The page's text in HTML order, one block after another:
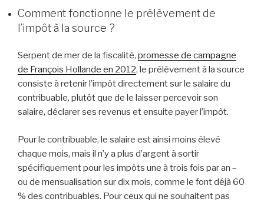
Comment fonctionne le prélèvement de
l’impôt à la source ?
Serpent de mer de la fiscalité, promesse de campagne
de François Hollande en 2012, le prélèvement à la source
consiste à retenir l’impôt directement sur le salaire du
contribuable, plutôt que de le laisser percevoir son
salaire, déclarer ses revenus et ensuite payer l’impôt.
Pour le contribuable, le salaire est ainsi moins élevé
chaque mois, mais il n’y a plus d’argent à sortir
spécifiquement pour les impôts une à trois fois par an –
ou de mensualisation sur dix mois, comme le font déjà 60
% des contribuables. Pour ceux qui ne souhaitent pas